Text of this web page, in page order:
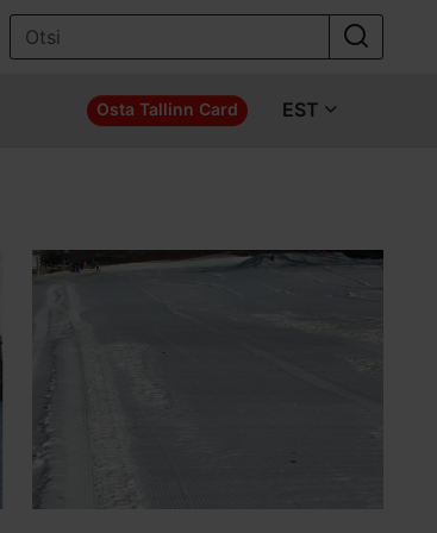
Osta Tallinn Card EST